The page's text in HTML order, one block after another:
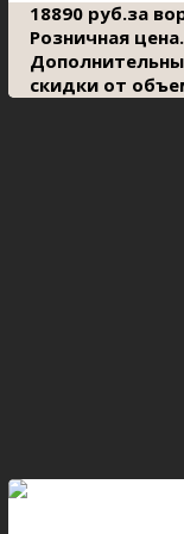
18890 руб.за
Розничная цена.
скидки от